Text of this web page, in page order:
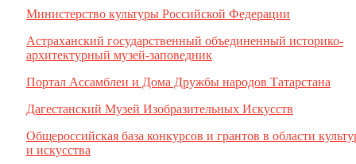
Министерство культуры Российской Федерации
Астраханский государственный объединенный историко-
архитектурный музей-заповедник
Портал Ассамблеи и Дома Дружбы народов Татарстана
Дагестанский Музей Изобразительных Искусств
Общероссийская база конкурсов и грантов в области
и искусства